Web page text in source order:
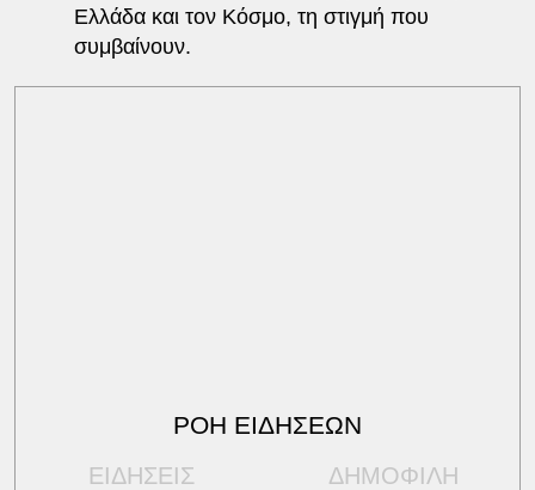
Ελλάδα και τον Κόσμο, τη στιγμή που
συμβαίνουν.
ΡΟΗ ΕΙΔΗΣΕΩΝ
ΕΙΔΗΣΕΙΣ ΔΗΜΟΦΙΛΗ